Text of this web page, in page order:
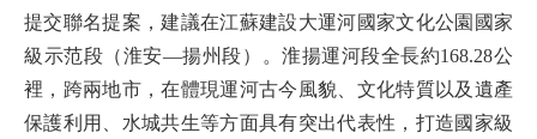
提交聯名提案，建議在江蘇建設大運河國家文化公園國家
級示范段（淮安—揚州段）。淮揚運河段全長約168.28公
裡，跨兩地市，在體現運河古今風貌、文化特質以及遺產
保護利用、水城共生等方面具有突出代表性，打造國家級